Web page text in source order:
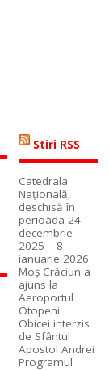
Stiri RSS
Catedrala
Naţională,
deschisă în
perioada 24
decembrie
2025 – 8
ianuarie 2026
Moș Crăciun a
ajuns la
Aeroportul
Otopeni
Obicei interzis
de Sfântul
Apostol Andrei
Programul